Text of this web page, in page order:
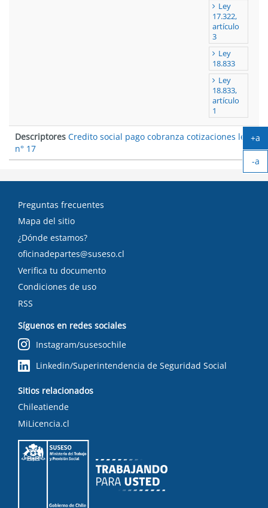
Ley
17.322,
artículo
3
Ley
18.833
Ley
18.833,
artículo
1
Descriptores Credito social pago cobranza cotizaciones ley
n° 17
Preguntas frecuentes
Mapa del sitio
¿Dónde estamos?
oficinadepartes@suseso.cl
Verifica tu documento
Condiciones de uso
RSS
Síguenos en redes sociales
Instagram/susesochile
Linkedin/Superintendencia de Seguridad Social
Sitios relacionados
Chileatiende
MiLicencia.cl
+a
-a